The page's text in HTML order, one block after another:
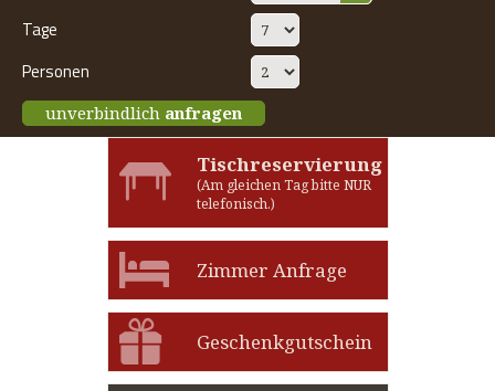
Tage
Personen
unverbindlich anfragen
Tischreservierung
(Am gleichen Tag bitte NUR
telefonisch.)
Zimmer Anfrage
Geschenkgutschein